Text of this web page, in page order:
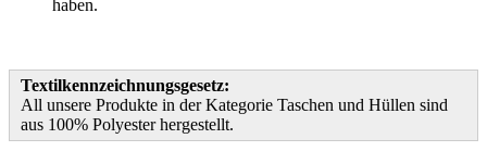
haben.
Textilkennzeichnungsgesetz:
All unsere Produkte in der Kategorie Taschen und Hüllen sind
aus 100% Polyester hergestellt.